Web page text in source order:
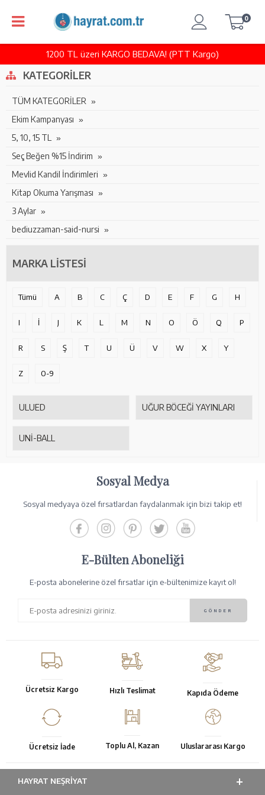
1200 TL üzeri KARGO BEDAVA! (PTT Kargo)
0
KATEGORILER
TÜM KATEGORİLER
Ekim Kampanyası
5, 10, 15 TL
Seç Beğen %15 İndirim
Mevlid Kandil İndirimleri
Kitap Okuma Yarışması
3 Aylar
bediuzzaman-said-nursi
MARKA LISTESI
Tümü A B C Ç D E F G H
I İ J K L M N O Ö Q P
R S Ş T U Ü V W X Y
Z 0-9
ULUED UĞUR BÖCEĞİ YAYINLARI
UNİ-BALL
Sosyal Medya
Sosyal medyaya özel fırsatlardan faydalanmak için bizi takip et!
E-Bülten Aboneliği
E-posta abonelerine özel fırsatlar için e-bültenimize kayıt ol!
Ücretsiz Kargo Hızlı Teslimat Kapıda Ödeme
Ücretsiz İade Toplu Al, Kazan Uluslararası Kargo
HAYRAT NEŞRIYAT